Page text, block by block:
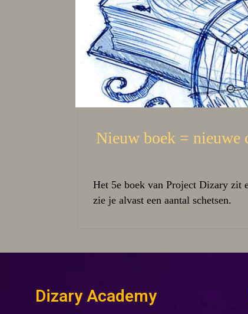
Nieuw boek = nieuwe
Het 5e boek van Project Dizary zit
zie je alvast een aantal schetsen.
Dizary Academy